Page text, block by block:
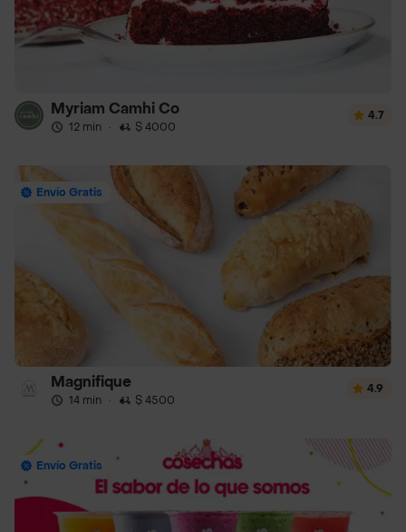
Myriam Camhi Co
12 min · $ 4000
4.7
Envío Gratis
Magnifique
14 min · $ 4500
4.9
Envío Gratis